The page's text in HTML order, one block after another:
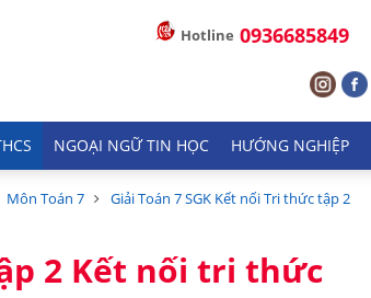
Hotline 0936685849
NGOẠI NGỮ TIN HỌC HƯỚNG NGHIỆP
Môn Toán 7
Giải Toán 7 SGK Kết nối Tri thức tập 2
2 Kết nối tri thức